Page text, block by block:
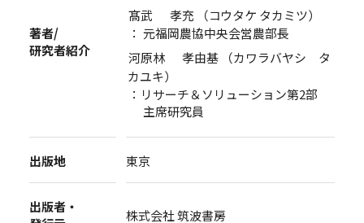
著者/
研究者紹介
髙武 孝充 （コウタケ タカミツ）
： 元福岡農協中央会営農部長
河原林 孝由基 （カワラバヤシ タ
カユキ）
：リサーチ＆ソリューション第2部
主席研究員
出版地 東京
出版者・
株式会社 筑波書房